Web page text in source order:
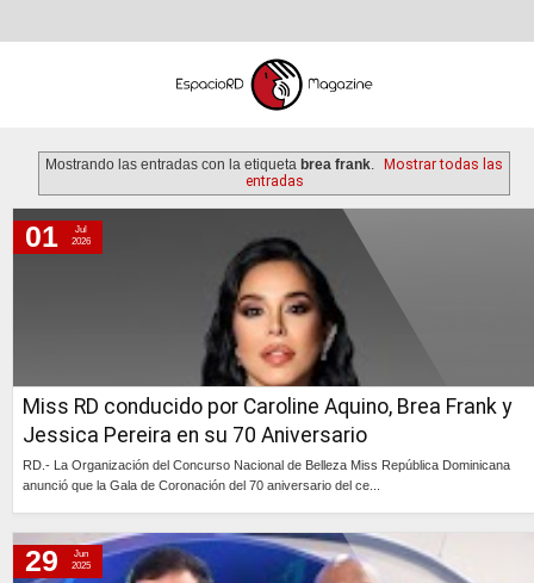
Mostrando las entradas con la etiquetabrea frank
Mostrar todas las
entradas
miércoles, 1 de julio de 2026
Miss RD conducido por Caroline Aquino, Brea Frank y
Jessica Pereira en su 70 Aniversario
RD.- La Organización del Concurso Nacional de Belleza Miss República Dominicana
anunció que la Gala de Coronación del 70 aniversario del ce...
01
Jul
2026
29
Jun
2025
lunes, 18 de septiembre de 2023
miércoles, 9 de febrero de 2022
martes, 4 de enero de 2022
jueves, 14 de enero de 2021
lunes, 13 de enero de 2020